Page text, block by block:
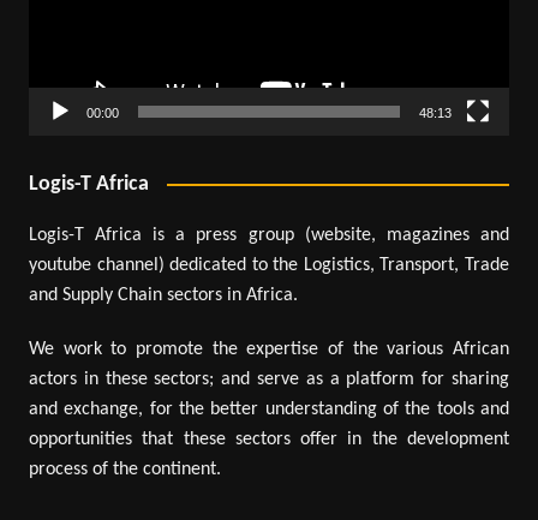
00:00 48:13
Logis-T Africa
Logis-T Africa is a press group (website, magazines and
youtube channel) dedicated to the Logistics, Transport, Trade
and Supply Chain sectors in Africa.
We work to promote the expertise of the various African
actors in these sectors; and serve as a platform for sharing
and exchange, for the better understanding of the tools and
opportunities that these sectors offer in the development
process of the continent.